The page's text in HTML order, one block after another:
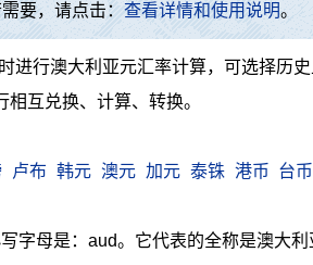
要，请点击： 查看详情和使用说明。
进行澳大利亚元汇率计算，可选择历
互兑换、计算、转换。
卢布 韩元 澳元 加元 泰铢 港币 台币
字母是：aud。它代表的全称是澳大利